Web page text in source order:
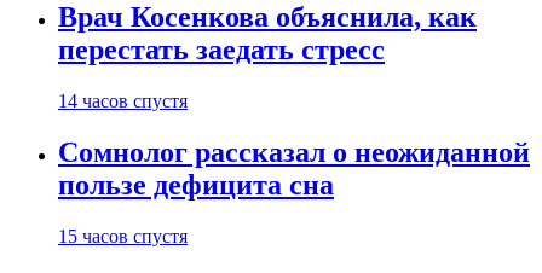
Врач Косенкова объяснила, как
перестать заедать стресс
14 часов спустя
Сомнолог рассказал о неожиданной
пользе дефицита сна
15 часов спустя